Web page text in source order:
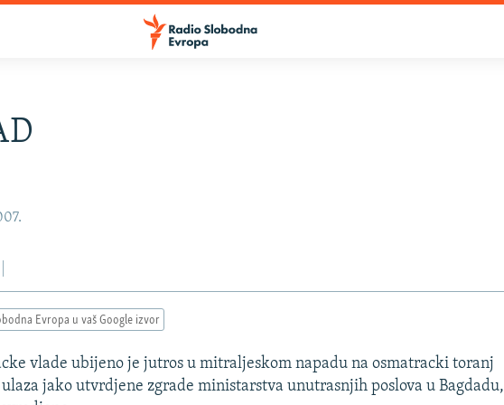
Evropa u vaš Google izvor
vlade ubijeno je jutros u mitraljeskom napadu na osmatracki toranj
jako utvrdjene zgrade ministarstva unutrasnjih poslova u Bagdadu,